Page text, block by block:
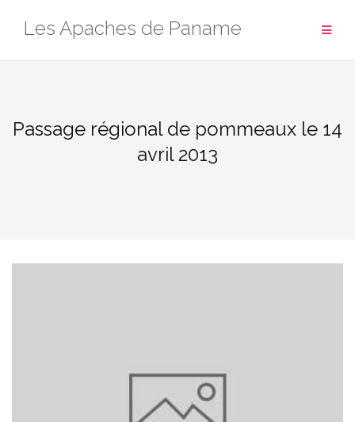
Les Apaches de Paname
Passage régional de pommeaux le 14
avril 2013